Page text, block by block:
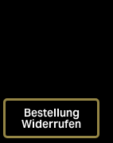
Bestellung
Widerrufen